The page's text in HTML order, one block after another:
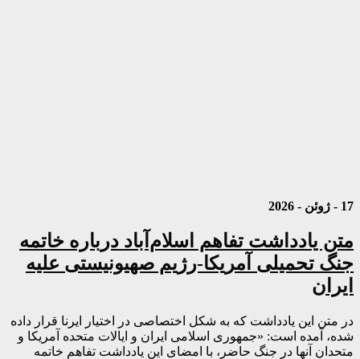
17 - ژوئن - 2026
متن یادداشت تفاهم اسلام‌آباد درباره خاتمه
جنگ تحمیلی آمریکا-رژیم صهیونیستی علیه
ایران
در متن این یادداشت که به شکل اختصاصی در اختیار ایرنا قرار داده
شده، آمده است: «جمهوری اسلامی ایران و ایالات متحده آمریکا و
متحدان آنها در جنگ حاضر، با امضای این یادداشت تفاهم خاتمه